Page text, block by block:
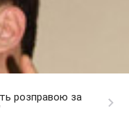
розправою за